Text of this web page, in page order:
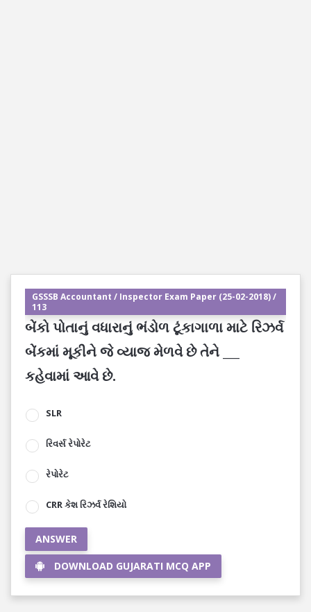
GSSSB Accountant / Inspector Exam Paper (25-02-2018) /
113
બેંકો પોતાનું વધારાનું ભંડોળ ટૂંકાગાળા માટે રિઝર્વ
બેંકમાં મૂકીને જે વ્યાજ મેળવે છે તેને ___
કહેવામાં આવે છે.
SLR
રિવર્સ રેપોરેટ
રેપોરેટ
CRR કેશ રિઝર્વ રેશિયો
ANSWER
DOWNLOAD GUJARATI MCQ APP